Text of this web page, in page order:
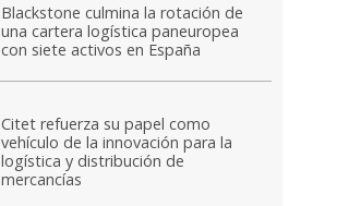
Blackstone culmina la rotación de
una cartera logística paneuropea
con siete activos en España
Citet refuerza su papel como
vehículo de la innovación para la
logística y distribución de
mercancías